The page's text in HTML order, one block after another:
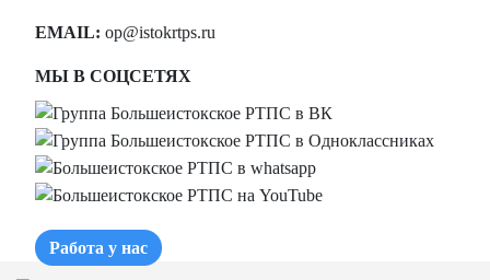
EMAIL: op@istokrtps.ru
МЫ В СОЦСЕТЯХ
Работа у нас